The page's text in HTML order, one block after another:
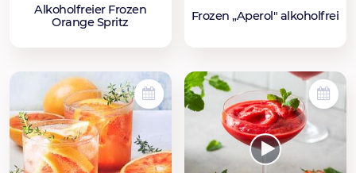
Alkoholfreier Frozen
Orange Spritz
Frozen „Aperol" alkoholfrei